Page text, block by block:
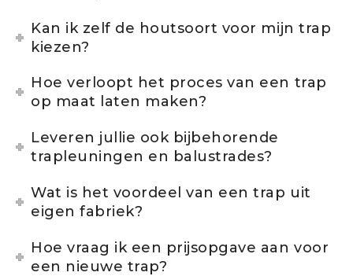
Kan ik zelf de houtsoort voor mijn trap
kiezen?
Hoe verloopt het proces van een trap
op maat laten maken?
Leveren jullie ook bijbehorende
trapleuningen en balustrades?
Wat is het voordeel van een trap uit
eigen fabriek?
Hoe vraag ik een prijsopgave aan voor
een nieuwe trap?